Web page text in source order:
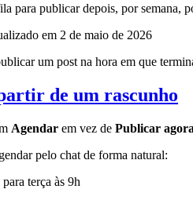
para publicar depois, por semana,
em 2 de maio de 2026
um post na hora em que
de um rascunho
Agendar em vez de Publicar agora
pelo chat de forma natural:
terça às 9h